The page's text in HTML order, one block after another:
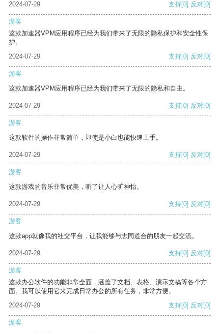
2024-07-29
支持[0] 反对[0]
游客
这款加速器VPM应用程序已经为我们带来了无限的隐私保护和安全性保
护。
2024-07-29
支持[0] 反对[0]
游客
这款加速器VPM应用程序已经为我们带来了无限的隐私和自由。
2024-07-29 支持[0] 反对[0]
游客
这款软件的操作非常简单，即使是小白也能快速上手。
2024-07-29 支持[0] 反对[0]
游客
这款游戏的音乐非常优美，听了让人心旷神怡。
2024-07-29 支持[0] 反对[0]
游客
这款app就像我的社交平台，让我能够与志同道合的朋友一起交流。
2024-07-29 支持[0] 反对[0]
游客
这款办公软件的功能非常全面，涵盖了文档、表格、演示文稿等各个方
面。我可以使用它来完成日常办公的所有任务，非常方便。
2024-07-29
支持[0] 反对[0]
游客